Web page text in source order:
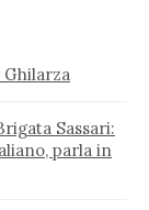
Sassari:
parla in